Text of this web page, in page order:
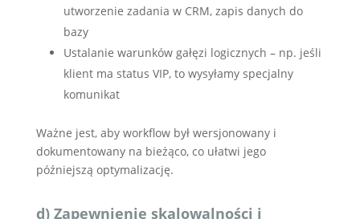
utworzenie zadania w CRM, zapis danych do
bazy
Ustalanie warunków gałęzi logicznych – np. jeśli
klient ma status VIP, to wysyłamy specjalny
komunikat
Ważne jest, aby workflow był wersjonowany i
dokumentowany na bieżąco, co ułatwi jego
późniejszą optymalizację.
d) Zapewnienie skalowalności i